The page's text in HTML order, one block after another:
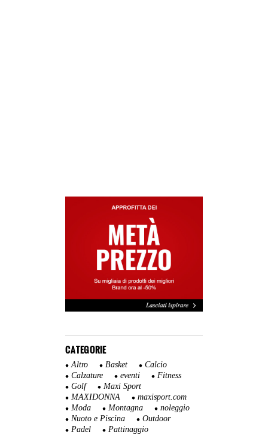
CATEGORIE
Altro Basket
Calcio
Calzature
eventi
Fitness
Golf
Maxi Sport
MAXIDONNA
maxisport.com
Moda
Montagna
noleggio
Nuoto e Piscina
Outdoor
Padel
Pattinaggio